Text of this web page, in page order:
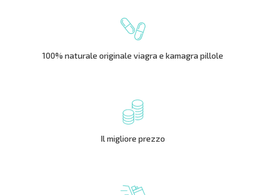
100% naturale originale viagra e kamagra pillole
Il migliore prezzo